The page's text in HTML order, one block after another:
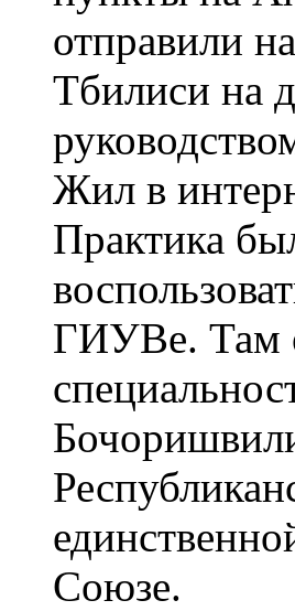
отправили
Тбилиси на
Жил в
Практика
ГИУВе. Там
Союзе.